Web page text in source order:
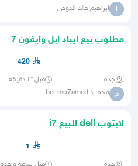
إ إبراهيم خالد الدوخي
مطلوب بيع ايباد ابل وايفون 7
420
جده قبل ١٣ دقيقة
م محمـــد bo_mo7amed
لابتوب dell للبيع i7
1
جده قبل ساعة واحدة